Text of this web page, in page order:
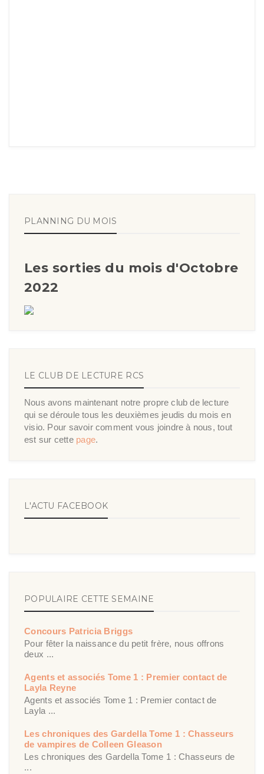
PLANNING DU MOIS
Les sorties du mois d'Octobre
2022
LE CLUB DE LECTURE RCS
Nous avons maintenant notre propre club de lecture
qui se déroule tous les deuxièmes jeudis du mois en
visio. Pour savoir comment vous joindre à nous, tout
est sur cette page.
L'ACTU FACEBOOK
POPULAIRE CETTE SEMAINE
Concours Patricia Briggs
Pour fêter la naissance du petit frère, nous offrons
deux ...
Agents et associés Tome 1 : Premier contact de
Layla Reyne
Agents et associés Tome 1 : Premier contact de
Layla ...
Les chroniques des Gardella Tome 1 : Chasseurs
de vampires de Colleen Gleason
Les chroniques des Gardella Tome 1 : Chasseurs de
...